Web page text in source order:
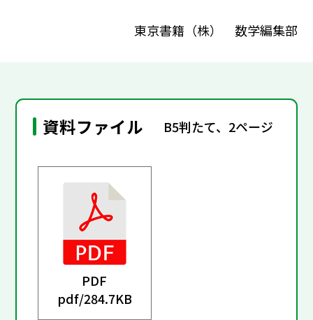
東京書籍（株） 数学編集部
資料ファイル B5判たて、2ページ
PDF
pdf/284.7KB